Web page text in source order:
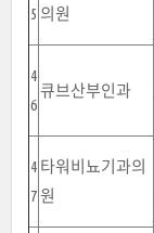
5 의원
4
6
큐브산부인과
4
7
타워비뇨기과의
원